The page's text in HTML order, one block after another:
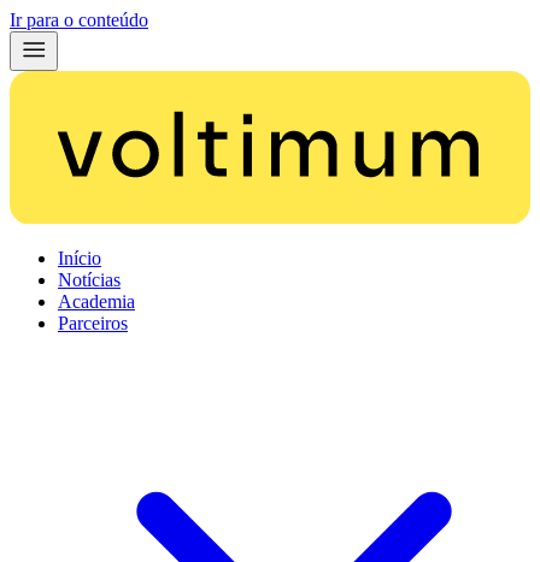
Ir para o conteúdo
Início
Notícias
Academia
Parceiros